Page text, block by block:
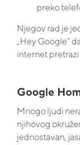
preko
Njegov rad je
„Hey Google“
internet pretrazi
Google
Mnogo ljudi
njihovog
jednostavan,